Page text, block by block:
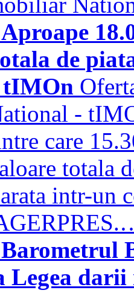
Aproape
de
tIMOn
-
care
totala
intr-un
Barometrul
Legea